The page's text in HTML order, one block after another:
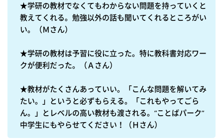
★学研の教材でなくてもわからない問題を持っていくと
教えてくれる。勉強以外の話も聞いてくれるところがい
い。（Ｍさん）
★学研の教材は予習に役に立った。特に教科書対応ワー
クが便利だった。（Ａさん）
★教材がたくさんあっていい。「こんな問題を解いてみ
たい。」というと必ずもらえる。「これもやってごら
ん。」とレベルの高い教材も渡される。”ことばパーク”